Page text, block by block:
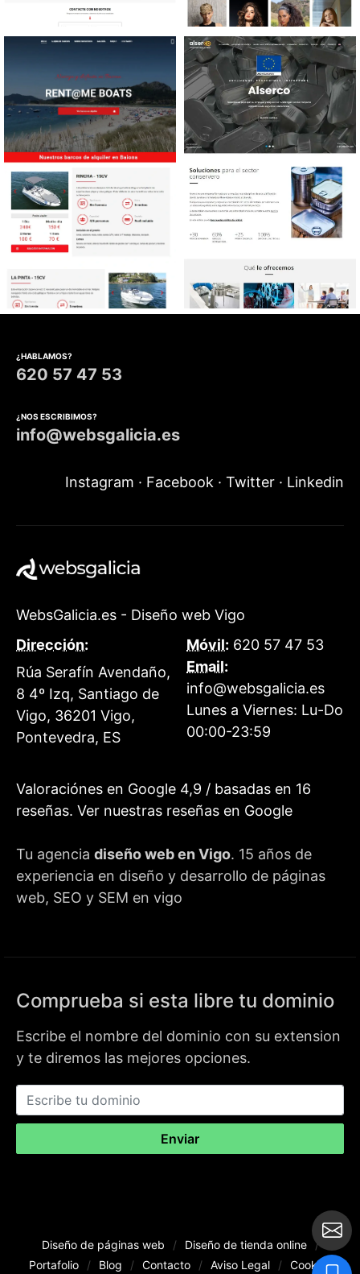
Diseño web Diseño e
Diseño web Productos
belleza
¿HABLAMOS?
620 57 47 53
¿NOS ESCRIBIMOS?
info@websgalicia.es
Instagram · Facebook · Twitter · Linkedin
WebsGalicia.es - Diseño web Vigo
Dirección:
Rúa Serafín Avendaño,
8 4º Izq, Santiago de
Vigo, 36201 Vigo,
Pontevedra, ES
Móvil: 620 57 47 53
Email:
info@websgalicia.es
Lunes a Viernes: Lu-Do
00:00-23:59
Valoraciónes en Google 4,9 / basadas en 16
reseñas. Ver nuestras reseñas en Google
Tu agencia diseño web en Vigo. 15 años de
experiencia en diseño y desarrollo de páginas
web, SEO y SEM en vigo
Comprueba si esta libre tu dominio
Escribe el nombre del dominio con su extension
y te diremos las mejores opciones.
Enviar
Diseño de páginas web / Diseño de tienda online /
Portafolio
/ Blog / Contacto / Aviso Legal / Cookies